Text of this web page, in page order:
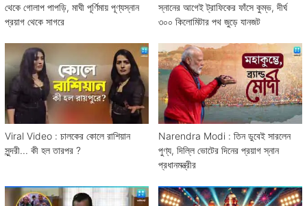
থেকে গোলাপ পাপড়ি, মাঘী পূর্ণিমায় পূণ্যস্নান
প্রয়াগ থেকে সাগরে
স্নানের আগেই ট্রাফিকের ফাঁসে কুম্ভ, দীর্ঘ
৩০০ কিলোমিটার পথ জুড়ে যানজট
Viral Video : চালকের কোলে রাশিয়ান
সুন্দরী... কী হল তারপর ?
Narendra Modi : তিন ডুবেই সারলেন
পুণ্য, দিল্লি ভোটের দিনের প্রয়াগ স্নান
প্রধানমন্ত্রীর